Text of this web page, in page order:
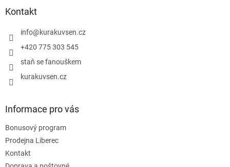
Kontakt
info@kurakuvsen.cz
+420 775 303 545
staň se fanouškem
kurakuvsen.cz
Informace pro vás
Bonusový program
Prodejna Liberec
Kontakt